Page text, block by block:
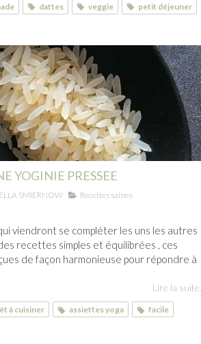
dattes veggie petit déjeuner
YOGINIE PRESSEE
SMIERNOW Recettes saines
viendront se compléter les uns les autres
recettes simples et équilibrées , ces
de façon harmonieuse pour répondre à
Lire la suite...
à cuisiner assiettes yoga
facile